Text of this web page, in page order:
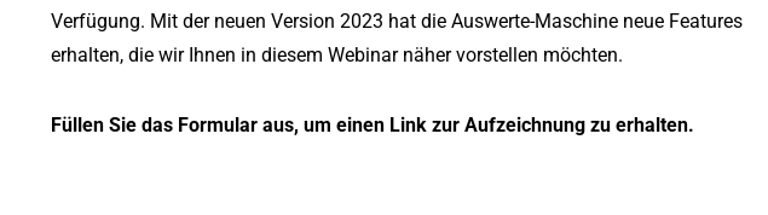
Verfügung. Mit der neuen Version 2023 hat die Auswerte-Maschine neue Features
erhalten, die wir Ihnen in diesem Webinar näher vorstellen möchten.
Füllen Sie das Formular aus, um einen Link zur Aufzeichnung zu erhalten.